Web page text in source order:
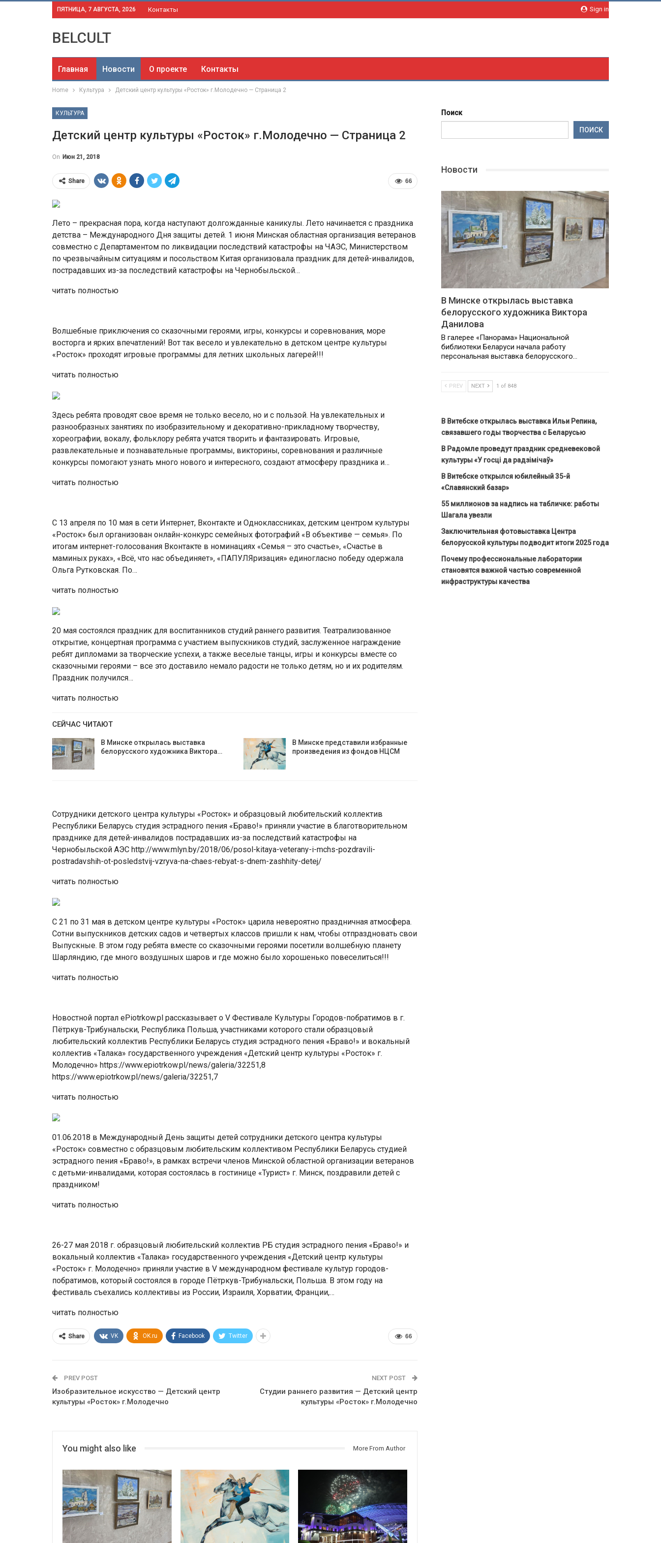
Sign in
ПЯТНИЦА, 7 АВГУСТА, 2026 Контакты
BELCULT
Главная Новости О проекте Контакты
Home Культура Детский центр культуры «Росток» г.Молодечно — Страница 2
КУЛЬТУРА
Детский центр культуры «Росток» г.Молодечно — Страница 2
On Июн 21, 2018
66
Share
Лето – прекрасная пора, когда наступают долгожданные каникулы. Лето начинается с праздника
детства – Международного Дня защиты детей. 1 июня Минская областная организация ветеранов
совместно с Департаментом по ликвидации последствий катастрофы на ЧАЭС, Министерством
по чрезвычайным ситуациям и посольством Китая организовала праздник для детей-инвалидов,
пострадавших из-за последствий катастрофы на Чернобыльской…
читать полностью
Волшебные приключения со сказочными героями, игры, конкурсы и соревнования, море
восторга и ярких впечатлений! Вот так весело и увлекательно в детском центре культуры
«Росток» проходят игровые программы для летних школьных лагерей!!!
читать полностью
Здесь ребята проводят свое время не только весело, но и с пользой. На увлекательных и
разнообразных занятиях по изобразительному и декоративно-прикладному творчеству,
хореографии, вокалу, фольклору ребята учатся творить и фантазировать. Игровые,
развлекательные и познавательные программы, викторины, соревнования и различные
конкурсы помогают узнать много нового и интересного, создают атмосферу праздника и…
читать полностью
С 13 апреля по 10 мая в сети Интернет, Вконтакте и Одноклассниках, детским центром культуры
«Росток» был организован онлайн-конкурс семейных фотографий «В объективе — семья». По
итогам интернет-голосования Вконтакте в номинациях «Семья – это счастье», «Счастье в
маминых руках», «Всё, что нас объединяет», «ПАПУЛЯризация» единогласно победу одержала
Ольга Рутковская. По…
читать полностью
20 мая состоялся праздник для воспитанников студий раннего развития. Театрализованное
открытие, концертная программа с участием выпускников студий, заслуженное награждение
ребят дипломами за творческие успехи, а также веселые танцы, игры и конкурсы вместе со
сказочными героями – все это доставило немало радости не только детям, но и их родителям.
Праздник получился…
читать полностью
СЕЙЧАС ЧИТАЮТ
В Минске открылась выставка
белорусского художника Виктора…
В Минске представили избранные
произведения из фондов НЦСМ
Сотрудники детского центра культуры «Росток» и образцовый любительский коллектив
Республики Беларусь студия эстрадного пения «Браво!» приняли участие в благотворительном
празднике для детей-инвалидов пострадавших из-за последствий катастрофы на
Чернобыльской АЭС http://www.mlyn.by/2018/06/posol-kitaya-veterany-i-mchs-pozdravili-
postradavshih-ot-posledstvij-vzryva-na-chaes-rebyat-s-dnem-zashhity-detej/
читать полностью
С 21 по 31 мая в детском центре культуры «Росток» царила невероятно праздничная атмосфера.
Сотни выпускников детских садов и четвертых классов пришли к нам, чтобы отпраздновать свои
Выпускные. В этом году ребята вместе со сказочными героями посетили волшебную планету
Шарляндию, где много воздушных шаров и где можно было хорошенько повеселиться!!!
читать полностью
Новостной портал ePiotrkow.pl рассказывает о V Фестивале Культуры Городов-побратимов в г.
Пётркув-Трибунальски, Республика Польша, участниками которого стали образцовый
любительский коллектив Республики Беларусь студия эстрадного пения «Браво!» и вокальный
коллектив «Талака» государственного учреждения «Детский центр культуры «Росток» г.
Молодечно» https://www.epiotrkow.pl/news/galeria/32251,8
https://www.epiotrkow.pl/news/galeria/32251,7
читать полностью
01.06.2018 в Международный День защиты детей сотрудники детского центра культуры
«Росток» совместно с образцовым любительским коллективом Республики Беларусь студией
эстрадного пения «Браво!», в рамках встречи членов Минской областной организации ветеранов
с детьми-инвалидами, которая состоялась в гостинице «Турист» г. Минск, поздравили детей с
праздником!
читать полностью
26-27 мая 2018 г. образцовый любительский коллектив РБ студия эстрадного пения «Браво!» и
вокальный коллектив «Талака» государственного учреждения «Детский центр культуры
«Росток» г. Молодечно» приняли участие в V международном фестивале культур городов-
побратимов, который состоялся в городе Пётркув-Трибунальски, Польша. В этом году на
фестиваль съехались коллективы из России, Израиля, Хорватии, Франции,…
читать полностью
66
Share VK OK.ru Facebook Twitter
PREV POST
Изобразительное искусство — Детский центр
культуры «Росток» г.Молодечно
NEXT POST
Студии раннего развития — Детский центр
культуры «Росток» г.Молодечно
You might also like More From Author
Поиск
ПОИСК
Новости
В Минске открылась выставка
белорусского художника Виктора
Данилова
В галерее «Панорама» Национальной
библиотеки Беларуси начала работу
персональная выставка белорусского…
PREV NEXT 1 of 848
В Витебске открылась выставка Ильи Репина,
связавшего годы творчества с Беларусью
В Радомле проведут праздник средневековой
культуры «У госці да радзімічаў»
В Витебске открылся юбилейный 35-й
«Славянский базар»
55 миллионов за надпись на табличке: работы
Шагала увезли
Заключительная фотовыставка Центра
белорусской культуры подводит итоги 2025 года
Почему профессиональные лаборатории
становятся важной частью современной
инфраструктуры качества